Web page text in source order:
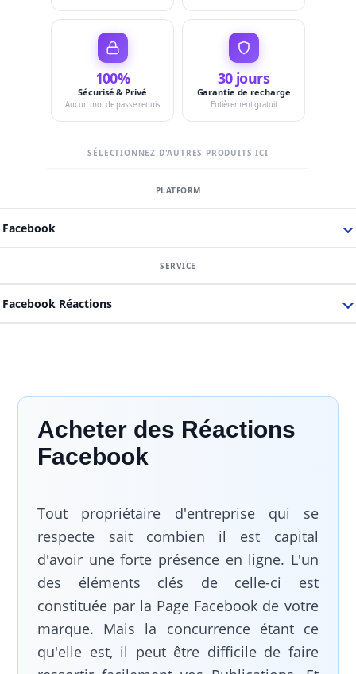
100%
Sécurisé & Privé
Aucun mot de passe requis
30 jours
Garantie de recharge
Entièrement gratuit
SÉLECTIONNEZ D'AUTRES PRODUITS ICI
Facebook
Facebook Réactions
Acheter des Réactions
Facebook
Tout propriétaire d'entreprise qui se
respecte sait combien il est capital
d'avoir une forte présence en ligne. L'un
des éléments clés de celle-ci est
constituée par la Page Facebook de votre
marque. Mais la concurrence étant ce
qu'elle est, il peut être difficile de faire